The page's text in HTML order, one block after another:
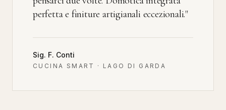
perfetta e finiture artigianali eccezionali."
Sig. F. Conti
CUCINA SMART · LAGO DI GARDA